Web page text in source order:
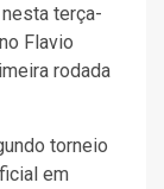
terça-
Flavio
rodada
torneio
em